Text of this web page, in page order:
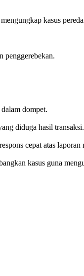
kasus
penggerebekan.
dompet.
diduga hasil transaksi.
cepat atas laporan
kasus guna